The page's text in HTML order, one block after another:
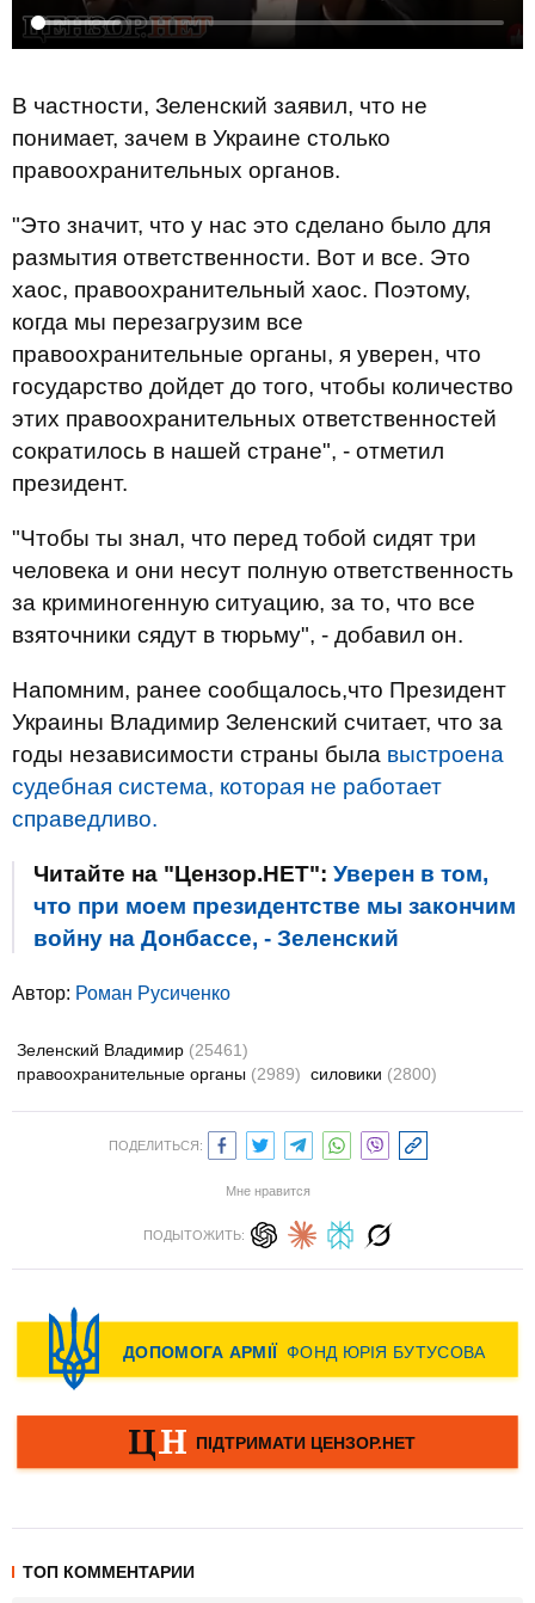
В частности, Зеленский заявил, что не
понимает, зачем в Украине столько
правоохранительных органов.
"Это значит, что у нас это сделано было для
размытия ответственности. Вот и все. Это
хаос, правоохранительный хаос. Поэтому,
когда мы перезагрузим все
правоохранительные органы, я уверен, что
государство дойдет до того, чтобы количество
этих правоохранительных ответственностей
сократилось в нашей стране", - отметил
президент.
"Чтобы ты знал, что перед тобой сидят три
человека и они несут полную ответственность
за криминогенную ситуацию, за то, что все
взяточники сядут в тюрьму", - добавил он.
Напомним, ранее сообщалось,что Президент
Украины Владимир Зеленский считает, что за
годы независимости страны была выстроена
судебная система, которая не работает
справедливо.
Читайте на "Цензор.НЕТ": Уверен в том,
что при моем президентстве мы закончим
войну на Донбассе, - Зеленский
Автор: Роман Русиченко
Зеленский Владимир (25461)
правоохранительные органы (2989) силовики (2800)
ПОДЕЛИТЬСЯ:
Мне нравится
ПОДЫТОЖИТЬ:
ТОП КОММЕНТАРИИ